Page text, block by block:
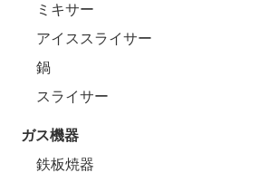
ミキサー
アイススライサー
鍋
スライサー
ガス機器
鉄板焼器